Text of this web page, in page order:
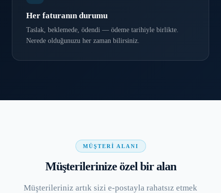
Her faturanın durumu
Taslak, beklemede, ödendi — ödeme tarihiyle birlikte.
Nerede olduğunuzu her zaman bilirsiniz.
MÜŞTERI ALANI
Müşterilerinize özel bir alan
Müşterileriniz artık sizi e-postayla rahatsız etmek